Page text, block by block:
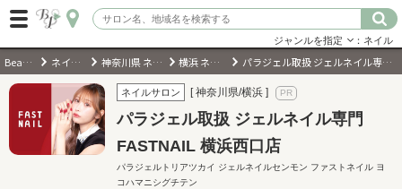
ログイン
会員登録 （無料）
ジャンルを指定 ：ネイル
BeautyPark ネイルサロン 神奈川県 ネイルサロン 横浜 ネイルサロン パラジェル取扱 ジェルネイル専門 FASTNAIL 横浜西口店
ネイルサロン [ 神奈川県/横浜 ]
パラジェル取扱 ジェルネイル専門
FASTNAIL 横浜西口店
パラジェルトリアツカイ ジェルネイルセンモン ファストネイル ヨ
コハマニシグチテン